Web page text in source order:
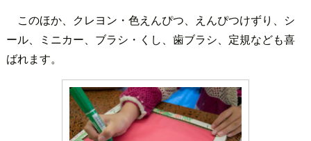
このほか、クレヨン・色えんぴつ、えんぴつけずり、シ
ール、ミニカー、ブラシ・くし、歯ブラシ、定規なども喜
ばれます。